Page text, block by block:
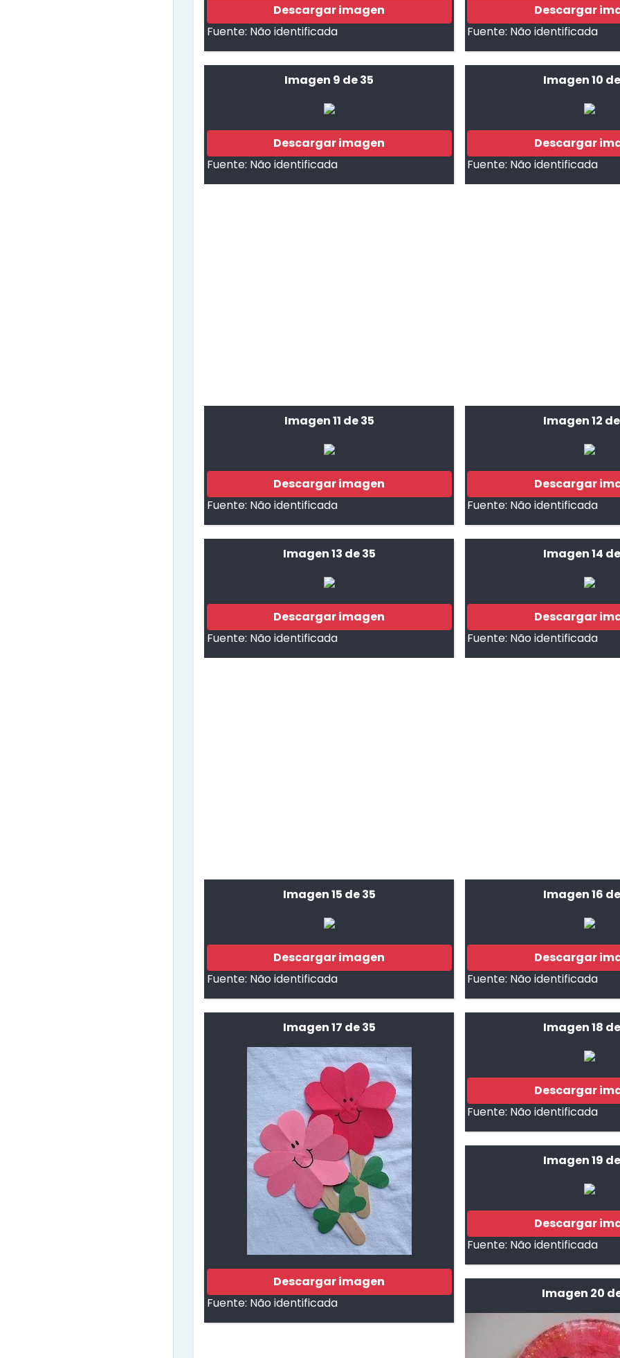
Descargar imagen
Fuente: Não identificada
Descargar
Fuente: Não identificada
Imagen 9 de 35
Descargar imagen
Fuente: Não identificada
Imagen 10
Descargar
Fuente: Não identificada
Imagen 11 de 35
Descargar imagen
Fuente: Não identificada
Imagen 12
Descargar
Fuente: Não identificada
Imagen 13 de 35
Descargar imagen
Fuente: Não identificada
Imagen 14
Descargar
Fuente: Não identificada
Imagen 15 de 35
Descargar imagen
Fuente: Não identificada
Imagen 16
Descargar
Fuente: Não identificada
Imagen 17 de 35
Descargar imagen
Fuente: Não identificada
Imagen 18
Descargar
Fuente: Não identificada
Imagen 19
Descargar
Fuente: Não identificada
Imagen 20